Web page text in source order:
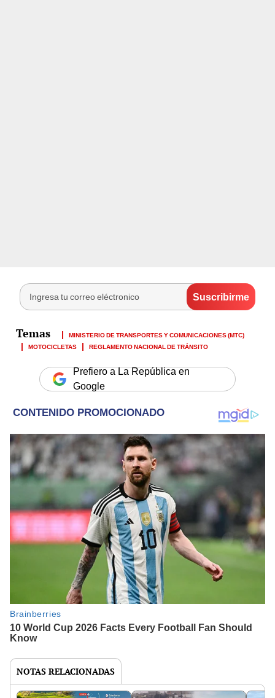
MINISTERIO DE TRANSPORTES Y COMUNICACIONES (MTC)
MOTOCICLETAS
REGLAMENTO NACIONAL DE TRÁNSITO
Prefiero a La República en
Google
NOTAS RELACIONADAS